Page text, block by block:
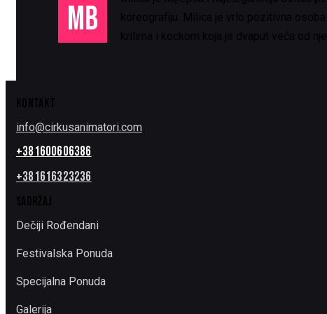
MB
koreografiju. Milica je vrlo pozitivna
krilima i kockom koja je dvaput veća od
KONTAKT
info@cirkusanimatori.com
+381600606386
+381616323236
SADRŽAJ
Dečiji Rođendani
Festivalska Ponuda
Specijalna Ponuda
Galerija